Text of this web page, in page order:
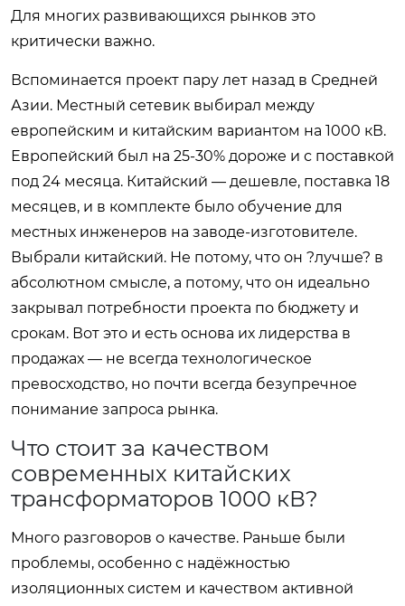
Для многих развивающихся рынков это
критически важно.
Вспоминается проект пару лет назад в Средней
Азии. Местный сетевик выбирал между
европейским и китайским вариантом на 1000 кВ.
Европейский был на 25-30% дороже и с поставкой
под 24 месяца. Китайский — дешевле, поставка 18
месяцев, и в комплекте было обучение для
местных инженеров на заводе-изготовителе.
Выбрали китайский. Не потому, что он ?лучше? в
абсолютном смысле, а потому, что он идеально
закрывал потребности проекта по бюджету и
срокам. Вот это и есть основа их лидерства в
продажах — не всегда технологическое
превосходство, но почти всегда безупречное
понимание запроса рынка.
Что стоит за качеством
современных китайских
трансформаторов 1000 кВ?
Много разговоров о качестве. Раньше были
проблемы, особенно с надёжностью
изоляционных систем и качеством активной